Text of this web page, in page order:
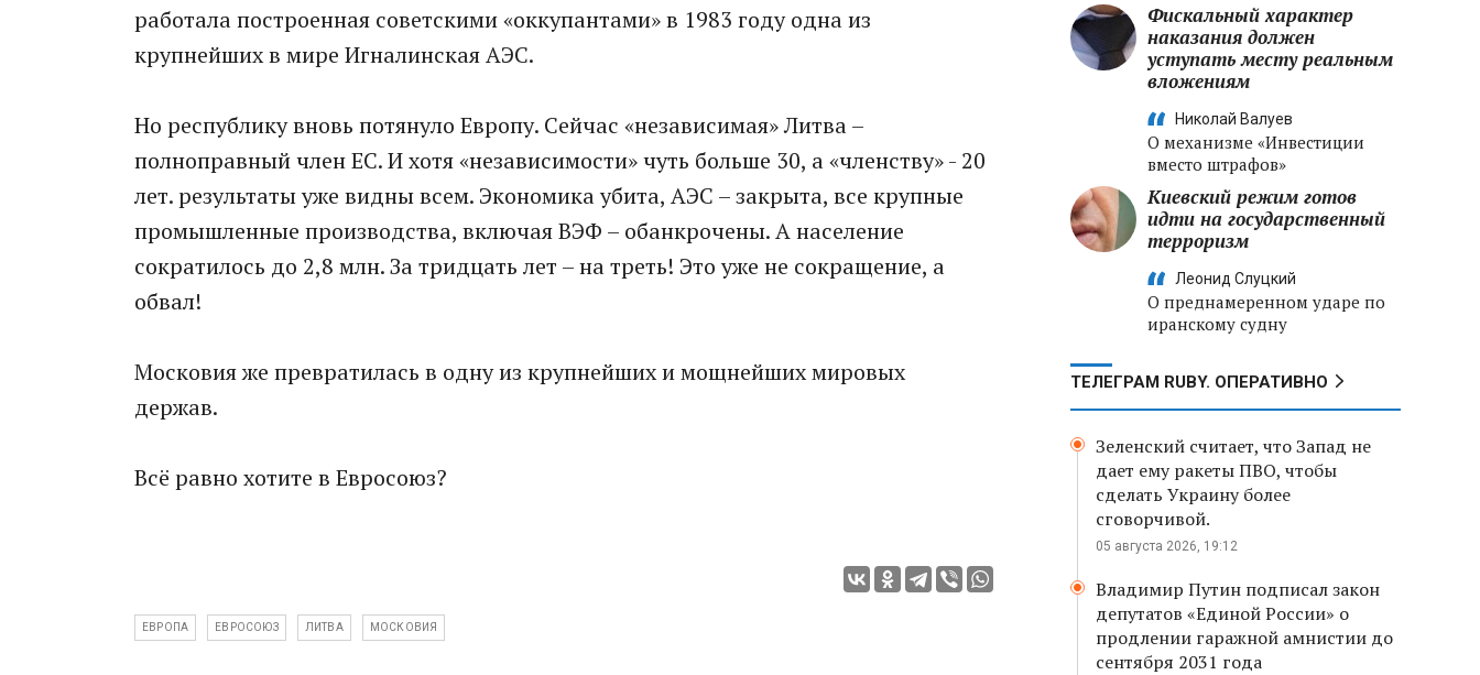
работала построенная советскими «оккупантами» в 1983 году одна из
крупнейших в мире Игналинская АЭС.
Но республику вновь потянуло Европу. Сейчас «независимая» Литва –
полноправный член ЕС. И хотя «независимости» чуть больше 30, а «членству» - 20
лет. результаты уже видны всем. Экономика убита, АЭС – закрыта, все крупные
промышленные производства, включая ВЭФ – обанкрочены. А население
сократилось до 2,8 млн. За тридцать лет – на треть! Это уже не сокращение, а
обвал!
Московия же превратилась в одну из крупнейших и мощнейших мировых
держав.
Всё равно хотите в Евросоюз?
ЕВРОПА ЕВРОСОЮЗ ЛИТВА МОСКОВИЯ
Фискальный характер
наказания должен
уступать месту реальным
вложениям
Николай Валуев
О механизме «Инвестиции
вместо штрафов»
Киевский режим готов
идти на государственный
терроризм
Леонид Слуцкий
О преднамеренном ударе по
иранскому судну
ТЕЛЕГРАМ RUBY. ОПЕРАТИВНО
Зеленский считает, что Запад не
дает ему ракеты ПВО, чтобы
сделать Украину более
сговорчивой.
05 августа 2026, 19:12
Владимир Путин подписал закон
депутатов «Единой России» о
продлении гаражной амнистии до
сентября 2031 года